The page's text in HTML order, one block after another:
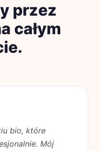
przez
całym
bio, które
Mój